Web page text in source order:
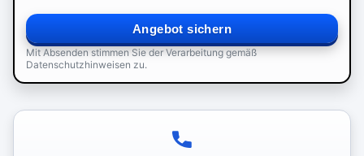
Angebot sichern
Mit Absenden stimmen Sie der Verarbeitung gemäß
Datenschutzhinweisen zu.